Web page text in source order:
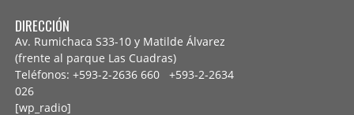
DIRECCIÓN
Av. Rumichaca S33-10 y Matilde Álvarez
(frente al parque Las Cuadras)
Teléfonos: +593-2-2636 660 +593-2-2634
026
[wp_radio]